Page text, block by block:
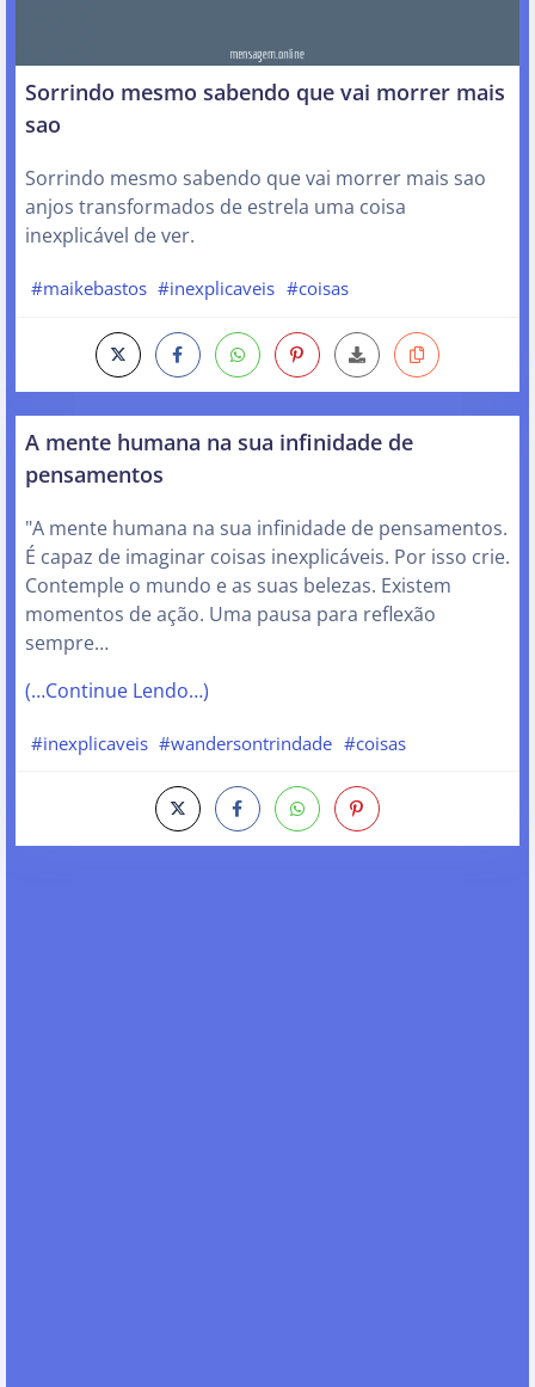
Sorrindo mesmo sabendo que vai morrer mais
sao
Sorrindo mesmo sabendo que vai morrer mais sao
anjos transformados de estrela uma coisa
inexplicável de ver.
#maikebastos #inexplicaveis #coisas
A mente humana na sua infinidade de
pensamentos
"A mente humana na sua infinidade de pensamentos.
É capaz de imaginar coisas inexplicáveis. Por isso crie.
Contemple o mundo e as suas belezas. Existem
momentos de ação. Uma pausa para reflexão
sempre…
(…Continue Lendo…)
#inexplicaveis #wandersontrindade #coisas